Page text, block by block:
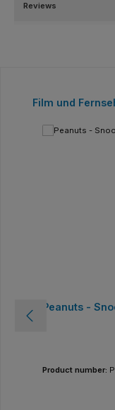
Reviews
Skip product gallery
Film und
Peanuts -
Product number: